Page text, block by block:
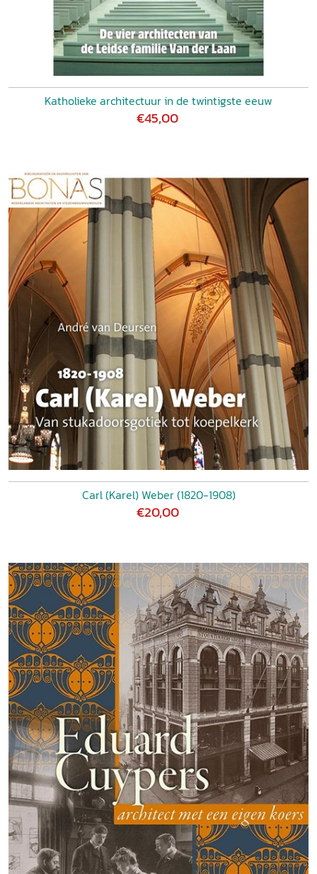
Katholieke architectuur in de twintigste eeuw
€45,00
Carl (Karel) Weber (1820-1908)
€20,00